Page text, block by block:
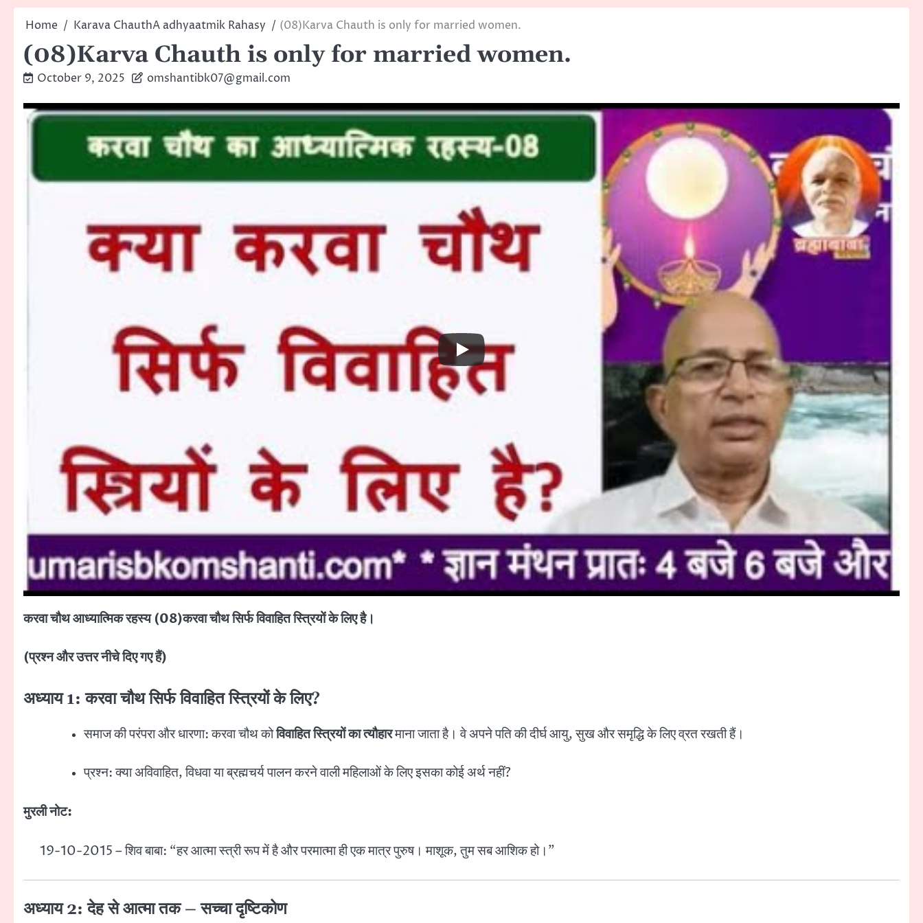
Home Karava ChauthA adhyaatmik Rahasy (08)Karva Chauth is only for married women.
(08)Karva Chauth is only for married women.
October 9, 2025 omshantibk07@gmail.com
करवा चौथ आध्यात्मिक रहस्य (08)करवा चौथ सिर्फ विवाहित स्त्रियों के लिए है।
(प्रश्न और उत्तर नीचे दिए गए हैं)
अध्याय 1: करवा चौथ सिर्फ विवाहित स्त्रियों के लिए?
समाज की परंपरा और धारणा: करवा चौथ कोविवाहित स्त्रियों का त्यौहारमाना जाता है। वे अपने पति की दीर्घ आयु, सुख और समृद्धि के लिए व्रत रखती हैं।
प्रश्न: क्या अविवाहित, विधवा या ब्रह्मचर्य पालन करने वाली महिलाओं के लिए इसका कोई अर्थ नहीं?
मुरली नोट:
19-10-2015 – शिव बाबा: “हर आत्मा स्त्री रूप में है और परमात्मा ही एक मात्र पुरुष। माशूक, तुम सब आशिक हो।”
अध्याय 2: देह से आत्मा तक – सच्चा दृष्टिकोण